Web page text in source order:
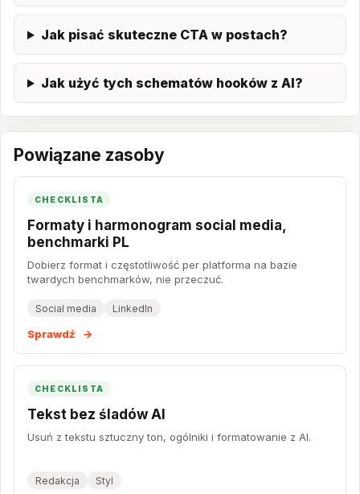
Jak pisać skuteczne CTA w postach?
Jak użyć tych schematów hooków z AI?
Powiązane zasoby
CHECKLISTA
Formaty i harmonogram social media,
benchmarki PL
Dobierz format i częstotliwość per platforma na bazie
twardych benchmarków, nie przeczuć.
Social media LinkedIn
Sprawdź →
CHECKLISTA
Tekst bez śladów AI
Usuń z tekstu sztuczny ton, ogólniki i formatowanie z AI.
Redakcja Styl